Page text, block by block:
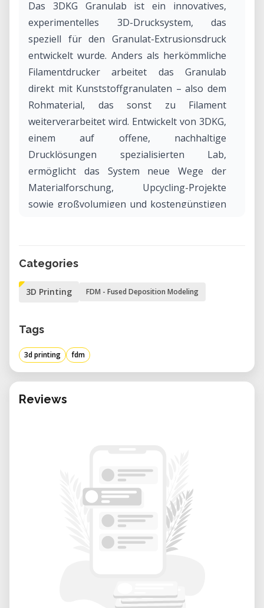
Das 3DKG Granulab ist ein innovatives,
experimentelles 3D-Drucksystem, das
speziell für den Granulat-Extrusionsdruck
entwickelt wurde. Anders als herkömmliche
Filamentdrucker arbeitet das Granulab
direkt mit Kunststoffgranulaten – also dem
Rohmaterial, das sonst zu Filament
weiterverarbeitet wird. Entwickelt von 3DKG,
einem auf offene, nachhaltige
Drucklösungen spezialisierten Lab,
ermöglicht das System neue Wege der
Materialforschung, Upcycling-Projekte
sowie großvolumigen und kostengünstigen
Labor mieten?
es ist ein forschungsorientiertes Werkzeug,
Anwender:innen richtet. In unserem Lab
bekommst du Zugang zu dieser
einzigartigen Technologie in einer
professionell betreuten Umgebung.
Deine Vorteile bei der Miete in unserem
Druckoptimierung.
• Flexible Nutzung: Buche das System
projektbasiert – stunden-, tage- oder
• Innovationsraum: Arbeite Seite an Seite mit
Recycling, Design und Technik.
Categories
3D Printing FDM - Fused Deposition Modeling
Tags
3d printing fdm
Reviews